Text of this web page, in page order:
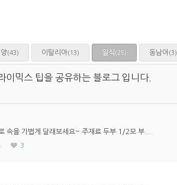
(43) 이탈리아(13) 일식 (25) 동남아(3)
이믹스 팁을 공유하는 블로그 입니다.
속을 가볍게 달래보세요~ 주재료 두부 1/2모 부...
3